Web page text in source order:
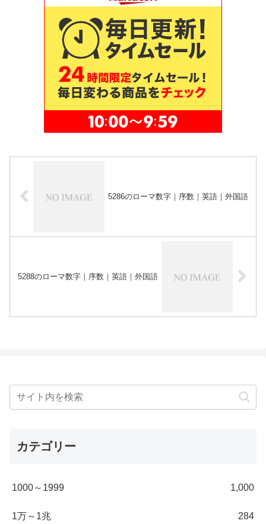
5286のローマ数字｜序数｜英語｜外国語
5288のローマ数字｜序数｜英語｜外国語
カテゴリー
1000～1999 1,000
1万～1兆 284